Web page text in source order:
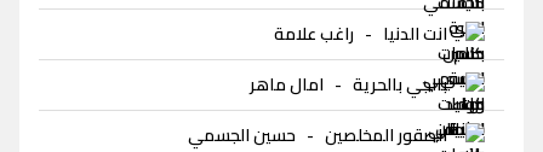
انت الدنيا - راغب علامة
بالجي بالحرية - امال ماهر
الصقور المخلصين - حسين الجسمي